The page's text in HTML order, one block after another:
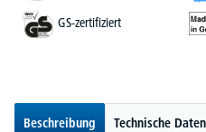
GS-zertifiziert
Beschreibung Technische Daten